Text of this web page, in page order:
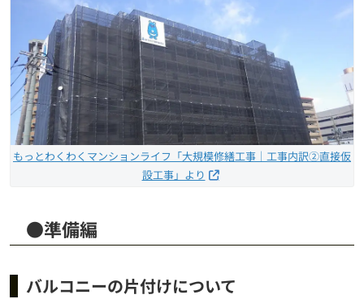
もっとわくわくマンションライフ「大規模修繕工事｜工事内訳②直接仮
設工事」より
●準備編
バルコニーの片付けについて